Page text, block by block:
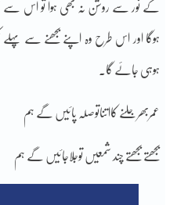
کے نور سے روشن نہ بھی ہوا تو اس سے
ہوگا اور اس طرح وہ اپنے بجھنے سے
ہوہی جائے گا۔
عمربھرجلنے کااتناتوصلہ پائیں گے ہم
بجھتے بجھتے چند شمعیں توجلاجائیں گے ہم